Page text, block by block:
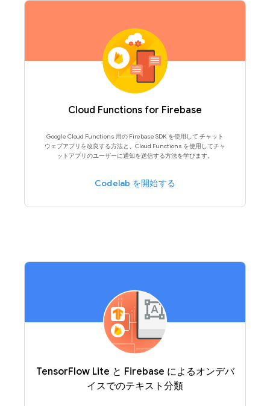
Cloud Functions for Firebase
Google Cloud Functions 用の Firebase SDK を使用して チャット
ウェブアプリを改良する方法と、Cloud Functions を使用してチャ
ットアプリのユーザーに通知を送信する方法を学びます。
Codelab を開始する
TensorFlow Lite と Firebase によるオンデバ
イスでのテキスト分類